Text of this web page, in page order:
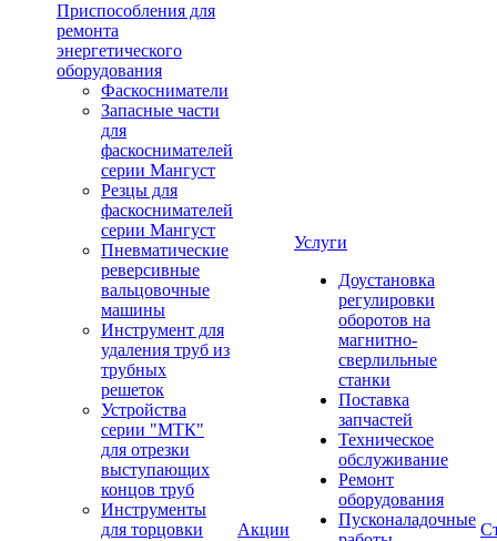
Приспособления для
ремонта
энергетического
оборудования
Фаскосниматели
Запасные части
для
фаскоснимателей
серии Мангуст
Резцы для
фаскоснимателей
серии Мангуст
Пневматические
реверсивные
вальцовочные
машины
Инструмент для
удаления труб из
трубных
решеток
Устройства
серии "МТК"
для отрезки
выступающих
концов труб
Инструменты
для торцовки
Акции
Услуги
Доустановка
регулировки
оборотов на
магнитно-
сверлильные
станки
Поставка
запчастей
Техническое
обслуживание
Ремонт
оборудования
Пусконаладочные